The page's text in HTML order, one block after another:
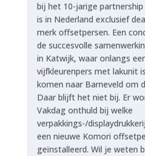
bij het 10-jarige
is in Nederland exclusief
merk offsetpersen. Een
de succesvolle
in Katwijk, waar onlangs
vijfkleurenpers met lakunit
komen naar Barneveld om
Daar blijft het niet bij. Er
Vakdag onthuld bij welke
verpakkings-/
een nieuwe Komori
geïnstalleerd. Wil je weten